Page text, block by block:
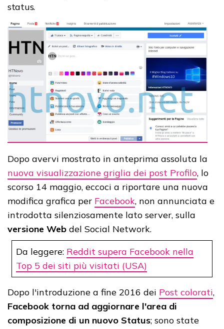
status.
Dopo avervi mostrato in anteprima assoluta la
nuova visualizzazione griglia dei post Profilo, lo
scorso 14 maggio, eccoci a riportare una nuova
modifica grafica per Facebook, non annunciata e
introdotta silenziosamente lato server, sulla
versione Web del Social Network.
Da leggere: Reddit supera Facebook nella
Top 5 dei siti più visitati (USA)
Dopo l'introduzione a fine 2016 dei Post colorati,
Facebook torna ad aggiornare l'area di
composizione di un nuovo Status; sono state